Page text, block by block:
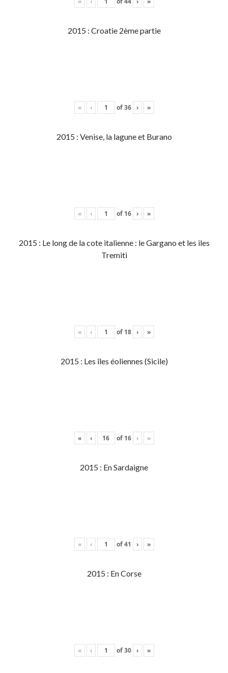
2015 : Croatie 2ème partie
« ‹ of36 › »
2015 : Venise, la lagune et Burano
« ‹ of 16 › »
2015 : Le long de la cote italienne : le Gargano et les iles
Tremiti
« ‹ of 18 › »
2015 : Les îles éoliennes (Sicile)
« ‹ of 16 › »
2015 : En Sardaigne
« ‹ of41 › »
2015 : En Corse
« ‹ of30 › »